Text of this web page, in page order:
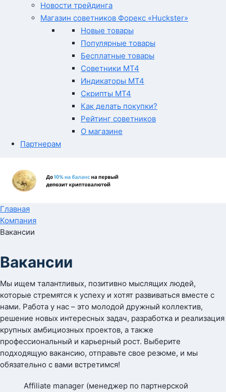
Новости трейдинга
Магазин советников Форекс «Huckster»
Новые товары
Популярные товары
Бесплатные товары
Советники MT4
Индикаторы MT4
Скрипты MT4
Как делать покупки?
Рейтинг советников
О магазине
Партнерам
Главная
Компания
Вакансии
Вакансии
Мы ищем талантливых, позитивно мыслящих людей,
которые стремятся к успеху и хотят развиваться вместе с
нами. Работа у нас – это молодой дружный коллектив,
решение новых интересных задач, разработка и реализация
крупных амбициозных проектов, а также
профессиональный и карьерный рост. Выберите
подходящую вакансию, отправьте свое резюме, и мы
обязательно с вами встретимся!
Affiliate manager (менеджер по партнерской